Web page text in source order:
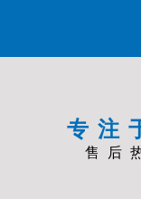
专注
售